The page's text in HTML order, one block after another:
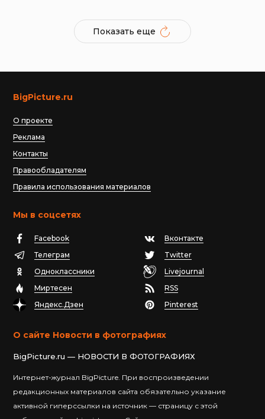
Показать еще
BigPicture.ru
О проекте
Реклама
Контакты
Правообладателям
Правила использования материалов
Мы в соцсетях
Facebook
Вконтакте
Телеграм
Twitter
Одноклассники
Livejournal
Миртесен
RSS
Яндекс.Дзен
Pinterest
О сайте Новости в фотографиях
BigPicture.ru — НОВОСТИ В ФОТОГРАФИЯХ
Интернет-журнал BigPicture. При воспроизведении
редакционных материалов сайта обязательно указание
активной гиперссылки на источник — страницу с этой